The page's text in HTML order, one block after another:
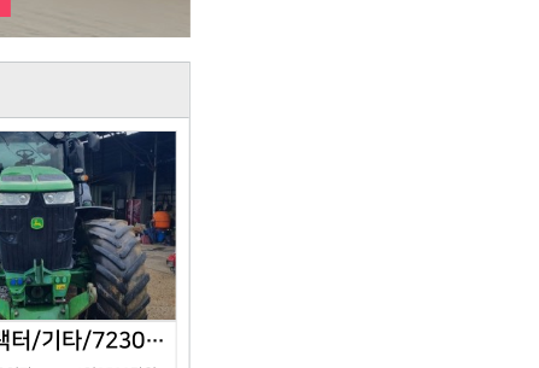
존디어/트랙터/기타/7230R/2017년식